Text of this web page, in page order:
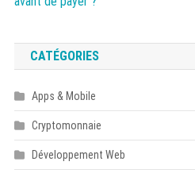
CATÉGORIES
Apps & Mobile
Cryptomonnaie
Développement Web